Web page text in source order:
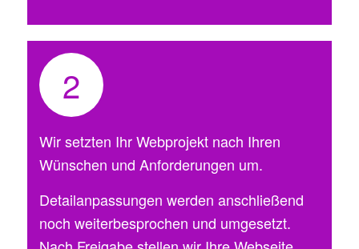
2
Wir setzten Ihr Webprojekt nach Ihren
Wünschen und Anforderungen um.
Detailanpassungen werden anschließend
noch weiterbesprochen und umgesetzt.